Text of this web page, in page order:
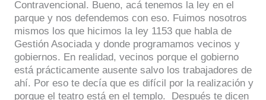
Contravencional. Bueno, acá tenemos la ley en el
parque y nos defendemos con eso. Fuimos nosotros
mismos los que hicimos la ley 1153 que habla de
Gestión Asociada y donde programamos vecinos y
gobiernos. En realidad, vecinos porque el gobierno
está prácticamente ausente salvo los trabajadores de
ahí. Por eso te decía que es difícil por la realización y
porque el teatro está en el templo. Después te dicen